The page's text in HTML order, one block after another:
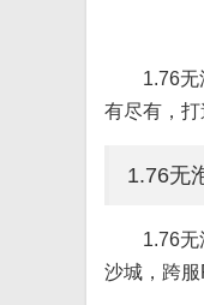
1.76
有尽有，
1.76无
1.76
沙城，跨